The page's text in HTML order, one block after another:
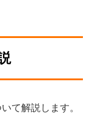
て解説します。